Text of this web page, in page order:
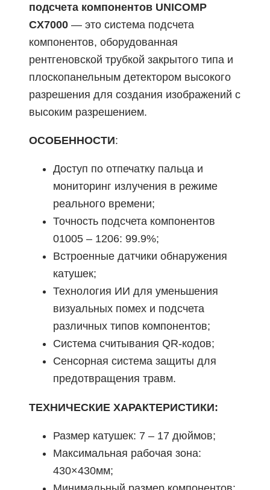
подсчета компонентов UNICOMP
CX7000 — это система подсчета
компонентов, оборудованная
рентгеновской трубкой закрытого типа и
плоскопанельным детектором высокого
разрешения для создания изображений с
высоким разрешением.
ОСОБЕННОСТИ:
Доступ по отпечатку пальца и
мониторинг излучения в режиме
реального времени;
Точность подсчета компонентов
01005 – 1206: 99.9%;
Встроенные датчики обнаружения
катушек;
Технология ИИ для уменьшения
визуальных помех и подсчета
различных типов компонентов;
Система считывания QR-кодов;
Сенсорная система защиты для
предотвращения травм.
ТЕХНИЧЕСКИЕ ХАРАКТЕРИСТИКИ:
Размер катушек: 7 – 17 дюймов;
Максимальная рабочая зона:
430×430мм;